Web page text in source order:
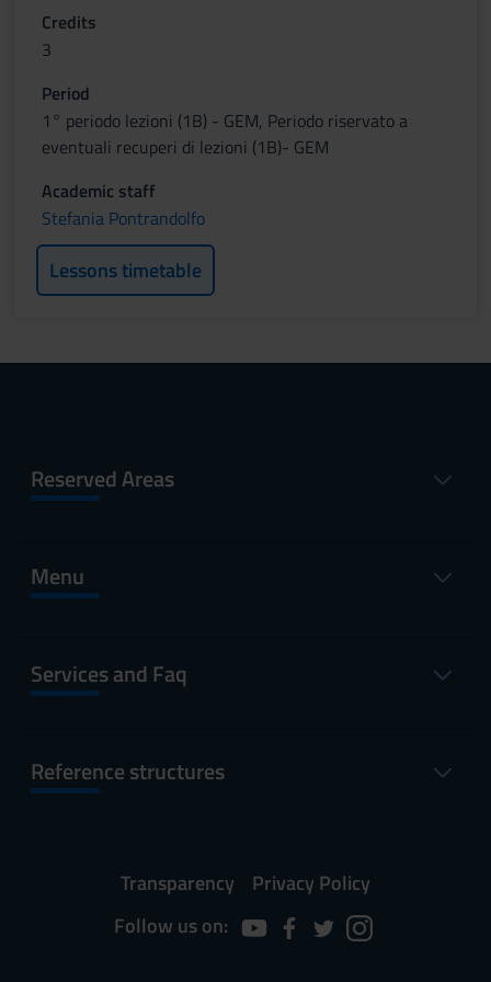
Credits
3
Period
1° periodo lezioni (1B) - GEM, Periodo riservato a
eventuali recuperi di lezioni (1B)- GEM
Academic staff
Stefania Pontrandolfo
Lessons timetable
Reserved Areas
Menu
Services and Faq
Reference structures
Transparency
Privacy Policy
Follow us on: